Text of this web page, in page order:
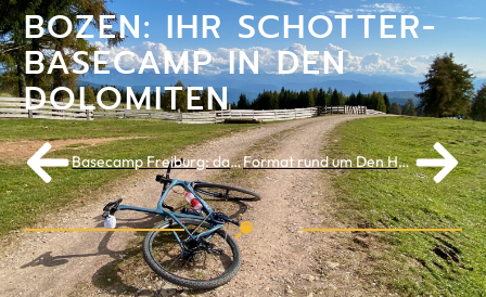
BOZEN: IHR SCHOTTER-
BASECAMP IN DEN
DOLOMITEN
Basecamp Freiburg: das Tüpfelchen auf dem i Format rund um Den Haag